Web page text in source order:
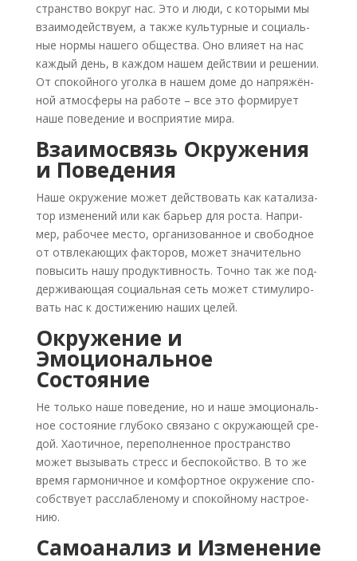
стран­ство вокруг нас. Это и люди, с кото­ры­ми мы
вза­и­мо­дей­ству­ем, а так­же куль­тур­ные и соци­аль­
ные нор­мы наше­го обще­ства. Оно вли­я­ет на нас
каж­дый день, в каж­дом нашем дей­ствии и реше­нии.
От спо­кой­но­го угол­ка в нашем доме до напря­жён­
ной атмо­сфе­ры на рабо­те – все это фор­ми­ру­ет
наше пове­де­ние и вос­при­я­тие мира.
Взаимосвязь Окружения
и Поведения
Наше окру­же­ние может дей­ство­вать как ката­ли­за­
тор изме­не­ний или как барьер для роста. Напри­
мер, рабо­чее место, орга­ни­зо­ван­ное и сво­бод­ное
от отвле­ка­ю­щих фак­то­ров, может зна­чи­тель­но
повы­сить нашу про­дук­тив­ность. Точ­но так же под­
дер­жи­ва­ю­щая соци­аль­ная сеть может сти­му­ли­ро­
вать нас к дости­же­нию наших целей.
Окружение и
Эмоциональное
Состояние
Не толь­ко наше пове­де­ние, но и наше эмо­ци­о­наль­
ное состо­я­ние глу­бо­ко свя­за­но с окру­жа­ю­щей сре­
дой. Хао­тич­ное, пере­пол­нен­ное про­стран­ство
может вызы­вать стресс и бес­по­кой­ство. В то же
вре­мя гар­мо­нич­ное и ком­форт­ное окру­же­ние спо­
соб­ству­ет рас­слаб­ле­но­му и спо­кой­но­му настро­е­
нию.
Самоанализ и Изменение